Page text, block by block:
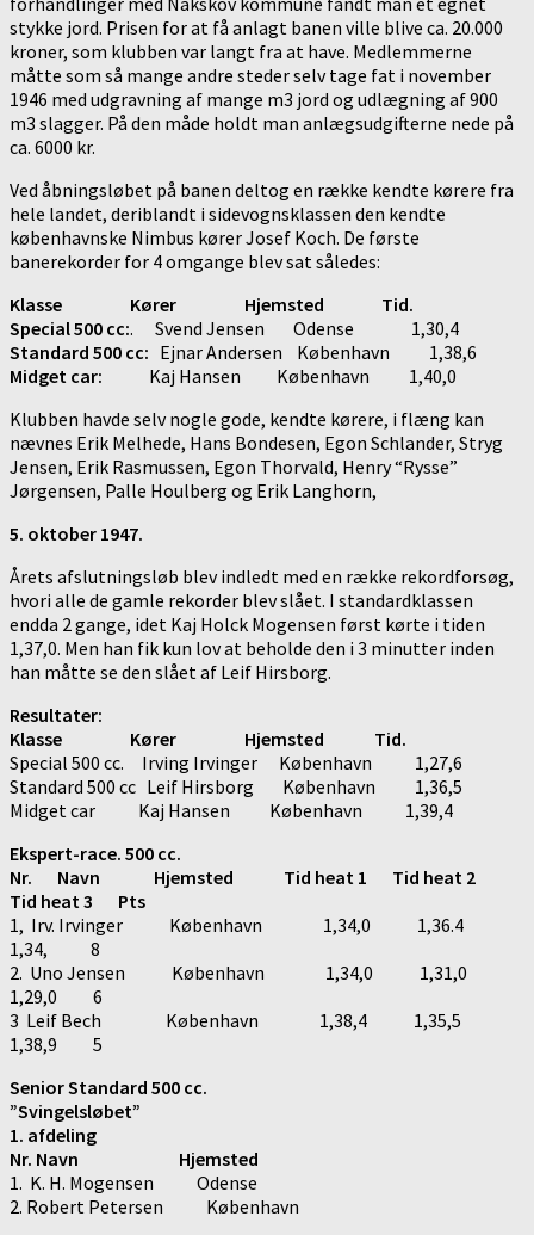
stykke jord. Prisen for at få anlagt banen ville blive ca. 20.000
kroner, som klubben var langt fra at have. Medlemmerne
måtte som så mange andre steder selv tage fat i november
1946 med udgravning af mange m3 jord og udlægning af 900
m3 slagger. På den måde holdt man anlægsudgifterne nede på
ca. 6000 kr.
Ved åbningsløbet på banen deltog en række kendte kørere fra
hele landet, deriblandt i sidevognsklassen den kendte
københavnske Nimbus kører Josef Koch. De første
banerekorder for 4 omgange blev sat således:
Klasse Kører Hjemsted Tid.
Special 500 cc:. Svend Jensen Odense 1,30,4
Standard 500 cc: Ejnar Andersen København 1,38,6
Midget car:
Kaj Hansen København 1,40,0
Klubben havde selv nogle gode, kendte kørere, i flæng kan
nævnes Erik Melhede, Hans Bondesen, Egon Schlander, Stryg
Jensen, Erik Rasmussen, Egon Thorvald, Henry “Rysse”
Jørgensen, Palle Houlberg og Erik Langhorn,
5. oktober 1947.
Årets afslutningsløb blev indledt med en række rekordforsøg,
hvori alle de gamle rekorder blev slået. I standardklassen
endda 2 gange, idet Kaj Holck Mogensen først kørte i tiden
1,37,0. Men han fik kun lov at beholde den i 3 minutter inden
han måtte se den slået af Leif Hirsborg.
Resultater:
Klasse Kører Hjemsted Tid.
Special 500 cc. Irving Irvinger København 1,27,6
Standard 500 cc Leif Hirsborg København 1,36,5
Midget car Kaj Hansen København 1,39,4
Ekspert-race. 500 cc.
Nr. Navn Hjemsted Tid heat 1 Tid heat 2
Tid heat 3 Pts
1, Irv. Irvinger København 1,34,0 1,36.4
1,34, 8
2. Uno Jensen København 1,34,0 1,31,0
1,29,0 6
3 Leif Bech København 1,38,4 1,35,5
1,38,9 5
Senior Standard 500 cc.
”Svingelsløbet”
1. afdeling
Nr. Navn Hjemsted
1. K. H. Mogensen Odense
2. Robert Petersen København